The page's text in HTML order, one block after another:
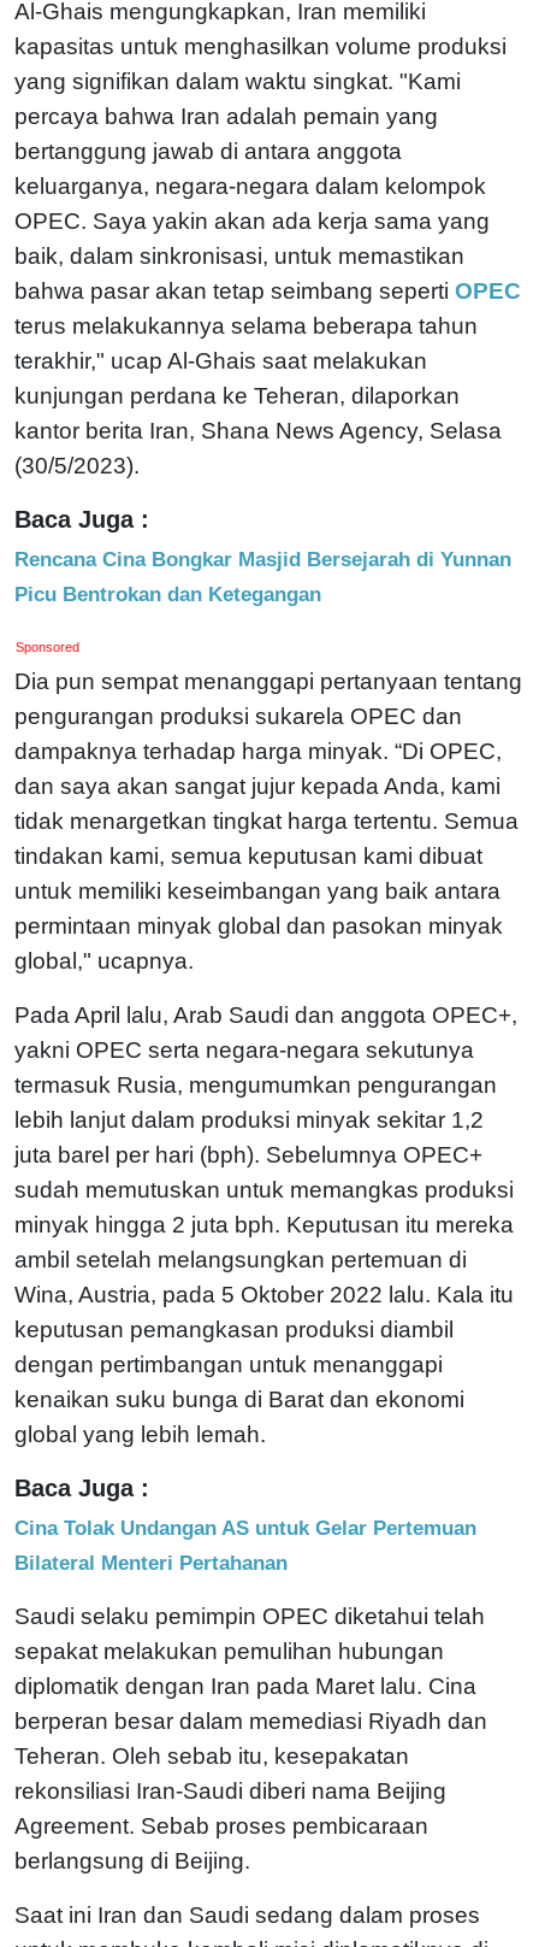
Al-Ghais mengungkapkan, Iran memiliki
kapasitas untuk menghasilkan volume produksi
yang signifikan dalam waktu singkat. "Kami
percaya bahwa Iran adalah pemain yang
bertanggung jawab di antara anggota
keluarganya, negara-negara dalam kelompok
OPEC. Saya yakin akan ada kerja sama yang
baik, dalam sinkronisasi, untuk memastikan
bahwa pasar akan tetap seimbang seperti OPEC
terus melakukannya selama beberapa tahun
terakhir," ucap Al-Ghais saat melakukan
kunjungan perdana ke Teheran, dilaporkan
kantor berita Iran, Shana News Agency, Selasa
(30/5/2023).
Baca Juga :
Rencana Cina Bongkar Masjid Bersejarah di Yunnan
Picu Bentrokan dan Ketegangan
Sponsored
Dia pun sempat menanggapi pertanyaan tentang
pengurangan produksi sukarela OPEC dan
dampaknya terhadap harga minyak. “Di OPEC,
dan saya akan sangat jujur kepada Anda, kami
tidak menargetkan tingkat harga tertentu. Semua
tindakan kami, semua keputusan kami dibuat
untuk memiliki keseimbangan yang baik antara
permintaan minyak global dan pasokan minyak
global," ucapnya.
Pada April lalu, Arab Saudi dan anggota OPEC+,
yakni OPEC serta negara-negara sekutunya
termasuk Rusia, mengumumkan pengurangan
lebih lanjut dalam produksi minyak sekitar 1,2
juta barel per hari (bph). Sebelumnya OPEC+
sudah memutuskan untuk memangkas produksi
minyak hingga 2 juta bph. Keputusan itu mereka
ambil setelah melangsungkan pertemuan di
Wina, Austria, pada 5 Oktober 2022 lalu. Kala itu
keputusan pemangkasan produksi diambil
dengan pertimbangan untuk menanggapi
kenaikan suku bunga di Barat dan ekonomi
global yang lebih lemah.
Baca Juga :
Cina Tolak Undangan AS untuk Gelar Pertemuan
Bilateral Menteri Pertahanan
Saudi selaku pemimpin OPEC diketahui telah
sepakat melakukan pemulihan hubungan
diplomatik dengan Iran pada Maret lalu. Cina
berperan besar dalam memediasi Riyadh dan
Teheran. Oleh sebab itu, kesepakatan
rekonsiliasi Iran-Saudi diberi nama Beijing
Agreement. Sebab proses pembicaraan
berlangsung di Beijing.
Saat ini Iran dan Saudi sedang dalam proses